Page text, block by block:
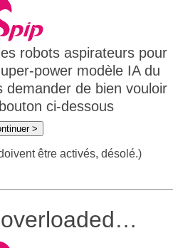
robots aspirateurs pour
power modèle IA du
demander de bien vouloir
ci-dessous
>
être activés, désolé.)